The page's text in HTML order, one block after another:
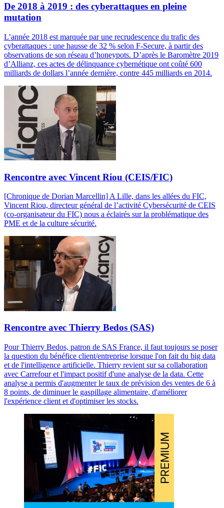
De 2018 à 2019 : des cyberattaques en pleine
mutation
L’année 2018 est marquée par une recrudescence du trafic des
cyberattaques : une hausse de 32 % selon F-Secure, à partir des
observations de son réseau d’honeypots. D’après le Baromètre 2019
d’Allianz, ces actes de délinquance cybernétique ont coûté 600
milliards de dollars l’année dernière, contre 445 milliards en 2014.
Rencontre avec Vincent Riou (CEIS/FIC)
[Chronique de Dorian Marcellin] A Lille, dans les allées du FIC,
Vincent Riou, directeur général de l’activité Cybersécurité de CEIS
(co-organisateur du FIC) nous a éclairés sur la problématique des
PME et de la culture sécurité.
Rencontre avec Thierry Bedos (SAS)
Pour Thierry Bedos, patron de SAS France, il faut toujours se poser
la question du bénéfice client/entreprise lorsque l'on fait du big data
et de l'intelligence artificielle. Thierry revient sur sa collaboration
avec Carrefour et l'impact positif d'une analyse de la data. Cette
analyse a permis d'augmenter le taux de prévision des ventes de 6 à
8 points, de diminuer le gaspillage alimentaire, d'améliorer
l'expérience client et d'optimiser les stocks.